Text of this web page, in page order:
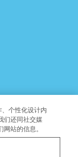
个性化设计内
们还同社交媒
站的信息。